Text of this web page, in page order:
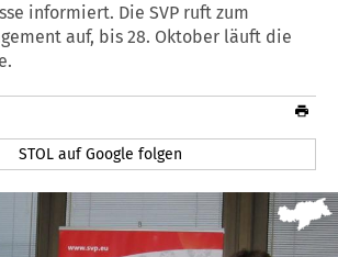
informiert. Die SVP ruft zum
auf, bis 28. Oktober läuft die
STOL auf Google folgen